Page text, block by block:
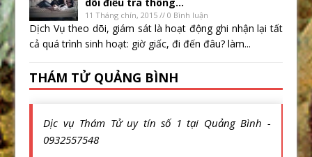
11 Tháng chín, 2015 // 0 Bình luận
Dịch Vụ theo dõi, giám sát là hoạt động ghi nhận lại tất
cả quá trình sinh hoạt: giờ giấc, đi đến đâu? làm...
THÁM TỬ QUẢNG BÌNH
Dịc vụ Thám Tử uy tín số 1 tại Quảng Bình -
0932557548